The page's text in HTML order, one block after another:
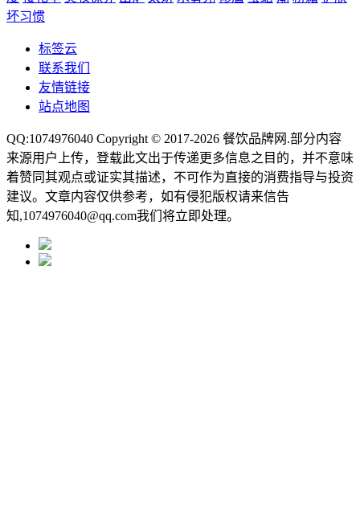
坏习惯
标签云
联系我们
友情链接
站点地图
QQ:1074976040 Copyright © 2017-2026 餐饮品牌网 .部分内容
来源用户上传，登载此文出于传递更多信息之目的，并不意味
着赞同其观点或证实其描述，不可作为直接的消费指导与投资
建议。文章内容仅供参考，如有侵犯版权请来信告
知,1074976040@qq.com我们将立即处理。